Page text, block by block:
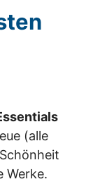
(alle
Werke.